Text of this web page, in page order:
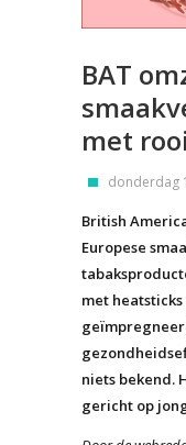
BAT
met
donderdag
British
Europese
met
niets bekend.
gericht op